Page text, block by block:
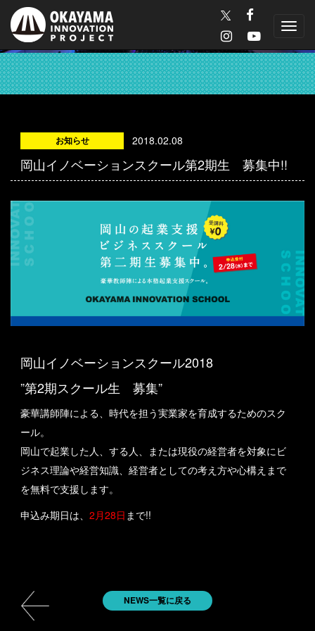
お知らせ 2018.02.08
岡山イノベーションスクール第2期生 募集中!!
岡山イノベーションスクール2018
”第2期スクール生 募集”
豪華講師陣による、時代を担う実業家を育成するためのスク
ール。
岡山で起業した人、する人、または現役の経営者を対象に ビ
ジネス理論や経営知識、経営者としての考え方や心構えまで
を無料で支援します。
申込み期日は、 2月28日 まで!!
NEWS一覧に戻る